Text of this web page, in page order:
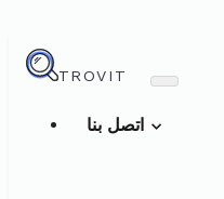
TROVIT